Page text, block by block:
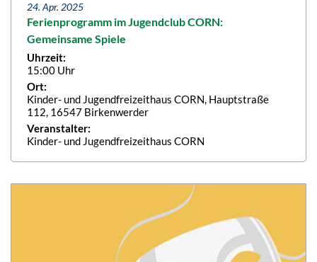
24. Apr. 2025
Ferienprogramm im Jugendclub CORN:
Gemeinsame Spiele
Uhrzeit:
15:00 Uhr
Ort:
Kinder- und Jugendfreizeithaus CORN, Hauptstraße
112, 16547 Birkenwerder
Veranstalter:
Kinder- und Jugendfreizeithaus CORN